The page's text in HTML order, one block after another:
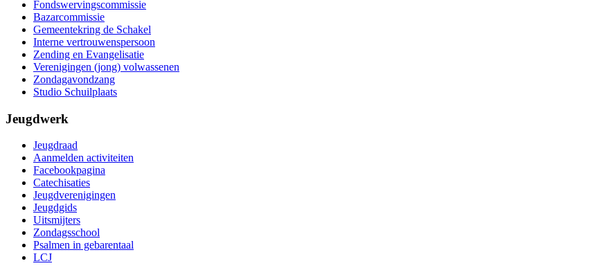
Fondswervingscommissie
Bazarcommissie
Gemeentekring de Schakel
Interne vertrouwenspersoon
Zending en Evangelisatie
Verenigingen (jong) volwassenen
Zondagavondzang
Studio Schuilplaats
Jeugdwerk
Jeugdraad
Aanmelden activiteiten
Facebookpagina
Catechisaties
Jeugdverenigingen
Jeugdgids
Uitsmijters
Zondagsschool
Psalmen in gebarentaal
LCJ